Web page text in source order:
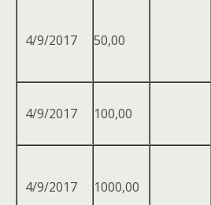
4/9/2017 50,00
4/9/2017 100,00
4/9/2017 1000,00